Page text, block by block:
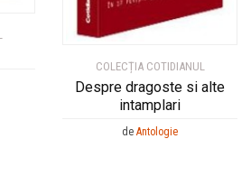
COLECȚIA COTIDIANUL
Despre dragoste si alte
intamplari
de Antologie